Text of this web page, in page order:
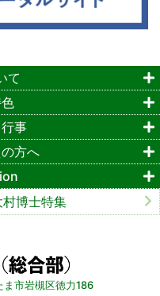
市岩槻区徳力186
て
事
方へ
村博士特集